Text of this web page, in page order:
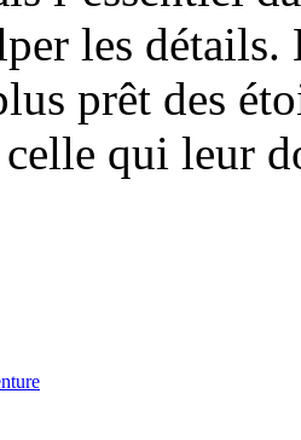
les
prêt des
celle qui leur